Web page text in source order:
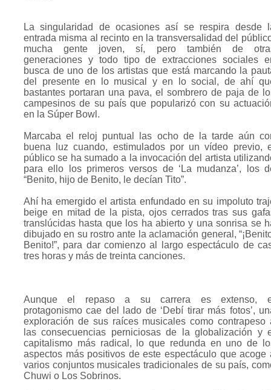
La singularidad de ocasiones así se respira desde
entrada misma al recinto en la transversalidad del
mucha gente joven, sí, pero también de
generaciones y todo tipo de extracciones sociales
busca de uno de los artistas que está marcando la
del presente en lo musical y en lo social, de ahí
bastantes portaran una pava, el sombrero de paja de
campesinos de su país que popularizó con su
en la Súper Bowl.
Marcaba el reloj puntual las ocho de la tarde aún
buena luz cuando, estimulados por un vídeo previo,
público se ha sumado a la invocación del artista
para ello los primeros versos de ‘La mudanza’, los
“Benito, hijo de Benito, le decían Tito”.
Ahí ha emergido el artista enfundado en su impoluto
beige en mitad de la pista, ojos cerrados tras sus
translúcidas hasta que los ha abierto y una sonrisa se
dibujado en su rostro ante la aclamación general,
Benito!”, para dar comienzo al largo espectáculo de
tres horas y más de treinta canciones.
Aunque el repaso a su carrera es extenso,
protagonismo cae del lado de ‘Debí tirar más fotos’,
exploración de sus raíces musicales como contrapeso
las consecuencias perniciosas de la globalización y
capitalismo más radical, lo que redunda en uno de
aspectos más positivos de este espectáculo que acoge
varios conjuntos musicales tradicionales de su país,
Chuwi o Los Sobrinos.